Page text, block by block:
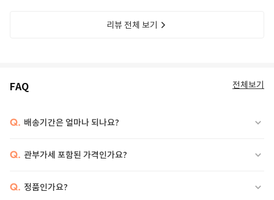
리뷰 전체 보기
FAQ 전체보기
Q. 배송기간은 얼마나 되나요?
Q. 관부가세 포함된 가격인가요?
Q. 정품인가요?